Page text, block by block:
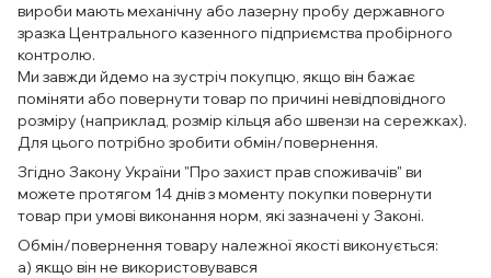
вироби мають механічну або лазерну пробу державного
зразка Центрального казенного підприємства пробірного
контролю.
Ми завжди йдемо на зустріч покупцю, якщо він бажає
поміняти або повернути товар по причині невідповідного
розміру (наприклад, розмір кільця або швензи на сережках).
Для цього потрібно зробити обмін/повернення.
Згідно Закону України "Про захист прав споживачів" ви
можете протягом 14 днів з моменту покупки повернути
товар при умові виконання норм, які зазначені у Законі.
Обмін/повернення товару належної якості виконується:
а) якщо він не використовувався